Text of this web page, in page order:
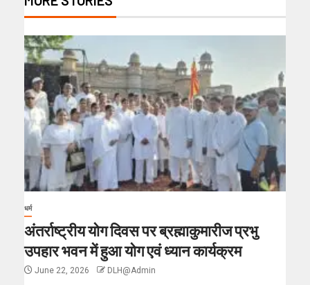
धर्म
अंतर्राष्ट्रीय योग दिवस पर ब्रह्माकुमारीज प्रभु
उपहार भवन में हुआ योग एवं ध्यान कार्यक्रम
June 22, 2026 DLH@Admin